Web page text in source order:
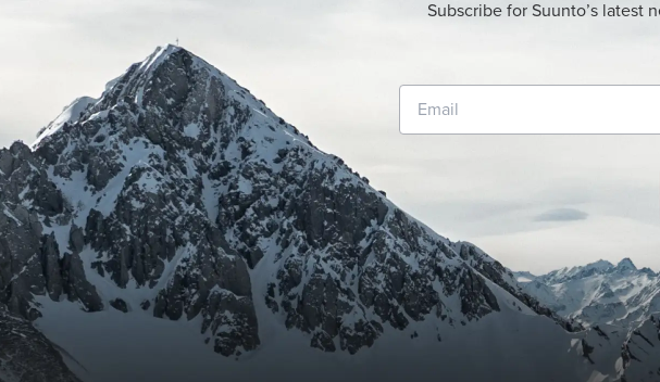
Subscribe for Suunto’s latest